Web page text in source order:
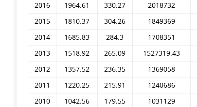
2016
1964.61 330.27 2018732
2015
1810.37 304.26 1849369
2014
1685.83 284.3 1708351
2013
1518.92 265.09 1527319.43
2012
1357.52 236.35 1369058
2011
1220.25 215.91 1240686
2010
1042.56 179.55 1031129